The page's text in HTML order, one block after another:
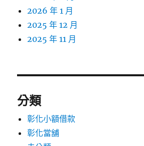
2026 年 1 月
2025 年 12 月
2025 年 11 月
分類
彰化小額借款
彰化當舖